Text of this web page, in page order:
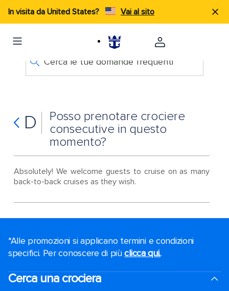
In visita da United States? Vai al sito
Cerca le tue domande frequenti
D
Posso prenotare crociere
consecutive in questo
momento?
Absolutely! We welcome guests to cruise on as many
back-to-back cruises as they wish.
*Alle promozioni si applicano termini e condizioni
specifici. Per conoscere di piùclicca qui..
Cerca una crociera